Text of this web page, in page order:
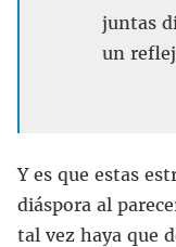
juntas
un
Y es que estas
diáspora al
tal vez haya que